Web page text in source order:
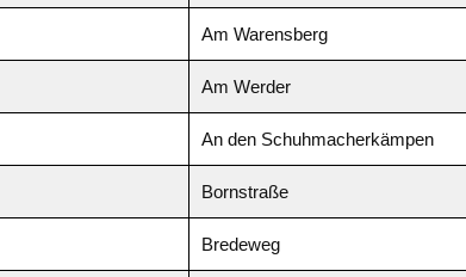
Am Warensberg
Am Werder
An den Schuhmacherkämpen
Bornstraße
Bredeweg